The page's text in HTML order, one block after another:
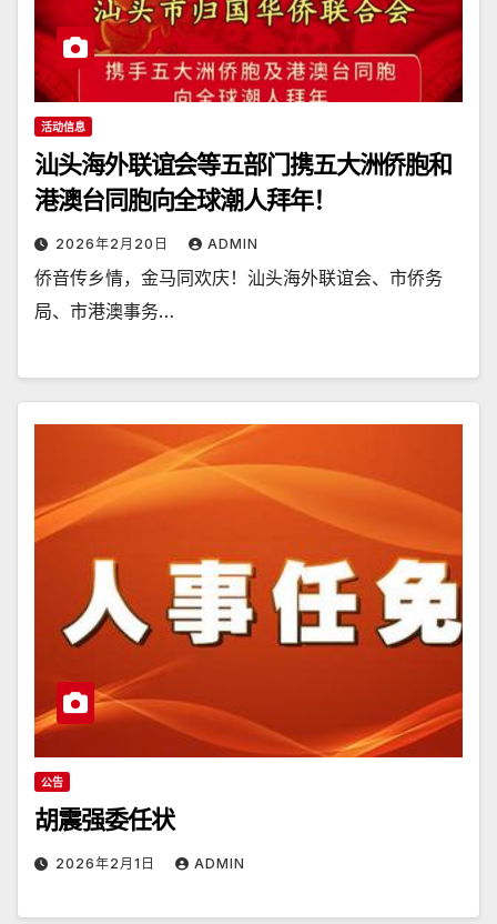
活动信息
汕头海外联谊会等五部门携五大洲侨胞和
港澳台同胞向全球潮人拜年！
2026年2月20日 ADMIN
侨音传乡情，金马同欢庆！汕头海外联谊会、市侨务
局、市港澳事务…
公告
胡震强委任状
2026年2月1日 ADMIN